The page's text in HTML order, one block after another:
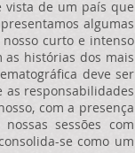
vista de um país que
algumas
curto e intenso
histórias dos mais
deve ser
responsabilidades
com a presença
sessões com
se como um